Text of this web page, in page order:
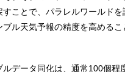
すことで、パラレルワールドを
ル天気予報の精度を高めるこ
ルデータ同化は、通常100個程